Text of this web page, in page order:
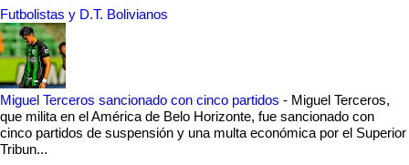
Futbolistas y D.T. Bolivianos
Miguel Terceros sancionado con cinco partidos - Miguel Terceros,
que milita en el América de Belo Horizonte, fue sancionado con
cinco partidos de suspensión y una multa económica por el Superior
Tribun...